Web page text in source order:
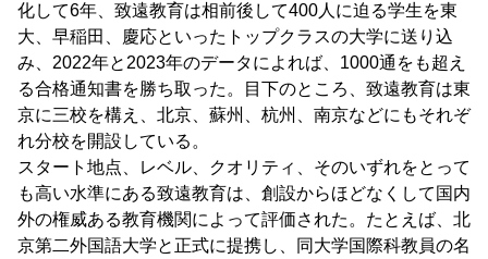
化して6年、致遠教育は相前後して400人に迫る学生を東
大、早稲田、慶応といったトップクラスの大学に送り込
み、2022年と2023年のデータによれば、1000通をも超え
る合格通知書を勝ち取った。目下のところ、致遠教育は東
京に三校を構え、北京、蘇州、杭州、南京などにもそれぞ
れ分校を開設している。
スタート地点、レベル、クオリティ、そのいずれをとって
も高い水準にある致遠教育は、創設からほどなくして国内
外の権威ある教育機関によって評価された。たとえば、北
京第二外国語大学と正式に提携し、同大学国際科教員の名